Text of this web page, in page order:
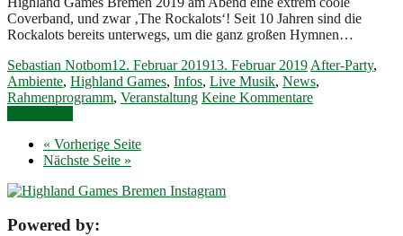
Coverband, und zwar ‚The Rockalots‘! Seit 10 Jahren sind die
Rockalots bereits unterwegs, um die ganz großen Hymnen…
Sebastian Notbom12. Februar 201913. Februar 2019 After-Party,
Ambiente, Highland Games, Infos, Live Musik, News,
Rahmenprogramm, Veranstaltung Keine Kommentare
« Vorherige Seite
Nächste Seite »
Powered by: